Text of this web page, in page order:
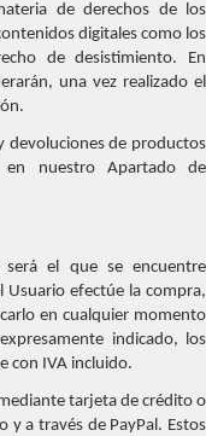
de derechos de los
digitales como los
de desistimiento. En
una vez realizado el
devoluciones de productos
en nuestro Apartado de
el que se encuentre
Usuario efectúe la compra,
en cualquier momento
indicado, los
con IVA incluido.
tarjeta de crédito o
a través de PayPal. Estos